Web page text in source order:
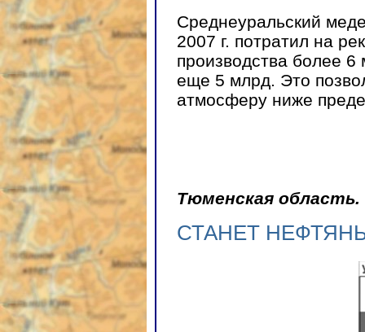
Среднеуральский
2007 г. потратил на
производства более
еще 5 млрд. Это
атмосферу ниже
Тюменская
СТАНЕТ